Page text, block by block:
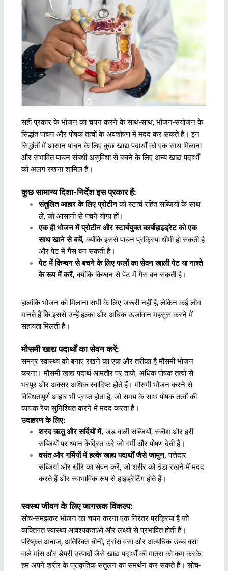
सही प्रकार के भोजन का चयन करने के साथ-साथ, भोजन-संयोजन के
सिद्धांत पाचन और पोषक तत्वों के अवशोषण में मदद कर सकते हैं। इन
सिद्धांतों में आसान पाचन के लिए कुछ खाद्य पदार्थों को एक साथ मिलाना
और संभावित पाचन संबंधी असुविधा से बचने के लिए अन्य खाद्य पदार्थों
को अलग रखना शामिल है।
कुछ सामान्य दिशा-निर्देश इस प्रकार हैं:
संतुलित आहार के लिए प्रोटीनको स्टार्च रहित सब्जियों के साथ
लें, जो आसानी से पचने योग्य हों।
एक ही भोजन में प्रोटीन और स्टार्चयुक्त कार्बोहाइड्रेट को एक
साथ खाने से बचें,क्योंकि इससे पाचन प्रक्रिया धीमी हो सकती है
और पेट में गैस बन सकती है।
पेट में किण्वन से बचने के लिए फलों का सेवन खाली पेट या नाश्ते
के रूप में करें,क्योंकि किण्वन से पेट में गैस बन सकती है।
हालांकि भोजन को मिलाना सभी के लिए जरूरी नहीं है, लेकिन कई लोग
मानते हैं कि इससे उन्हें हल्का और अधिक ऊर्जावान महसूस करने में
सहायता मिलती है।
मौसमी खाद्य पदार्थों का सेवन करें:
समग्र स्वास्थ्य को बनाए रखने का एक और तरीका है मौसमी भोजन
करना। मौसमी खाद्य पदार्थ आमतौर पर ताज़े, अधिक पोषक तत्वों से
भरपूर और अक्सर अधिक स्वादिष्ट होते हैं। मौसमी भोजन करने से
विविधतापूर्ण आहार भी प्राप्त होता है, जो समय के साथ पोषक तत्वों की
व्यापक रेंज सुनिश्चित करने में मदद करता है।
उदाहरण के लिए:
शरद ऋतु और सर्दियों में,जड़ वाली सब्जियों, स्क्वैश और हरी
सब्जियों पर ध्यान केंद्रित करें जो गर्मी और पोषण देती हैं।
वसंत और गर्मियों में हल्के खाद्य पदार्थों जैसे जामुन,पत्तेदार
सब्जियां और खीरे का सेवन करें, जो शरीर को ठंडा रखने में मदद
करते हैं और स्वाभाविक रूप से हाइड्रेटिंग होते हैं।
स्वस्थ जीवन के लिए जागरूक विकल्प:
सोच-समझकर भोजन का चयन करना एक निरंतर प्रक्रिया है जो
व्यक्तिगत स्वास्थ्य आवश्यकताओं और लक्ष्यों से प्रभावित होती है।
परिष्कृत अनाज, अतिरिक्त चीनी, ट्रांस वसा और अत्यधिक उच्च वसा
वाले मांस और डेयरी उत्पादों जैसे खाद्य पदार्थों की मात्रा को कम करके,
हम अपने शरीर के प्राकृतिक संतुलन का समर्थन कर सकते हैं। सोच-